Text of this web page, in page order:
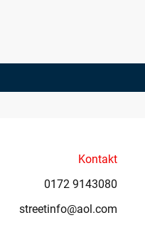
Kontakt
0172 9143080
streetinfo@aol.com